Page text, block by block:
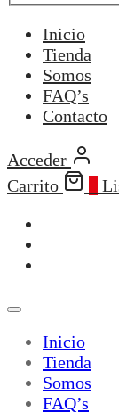
Inicio
Tienda
Somos
FAQ’s
Contacto
Acceder
Carrito
Inicio
Tienda
Somos
FAQ’s